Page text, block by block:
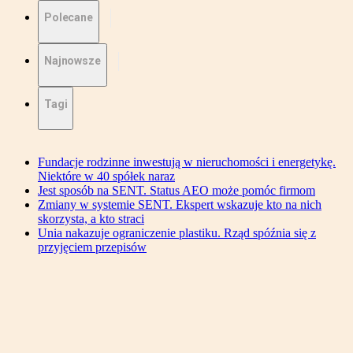
Polecane
Najnowsze
Tagi
Fundacje rodzinne inwestują w nieruchomości i energetykę.
Niektóre w 40 spółek naraz
Jest sposób na SENT. Status AEO może pomóc firmom
Zmiany w systemie SENT. Ekspert wskazuje kto na nich
skorzysta, a kto straci
Unia nakazuje ograniczenie plastiku. Rząd spóźnia się z
przyjęciem przepisów